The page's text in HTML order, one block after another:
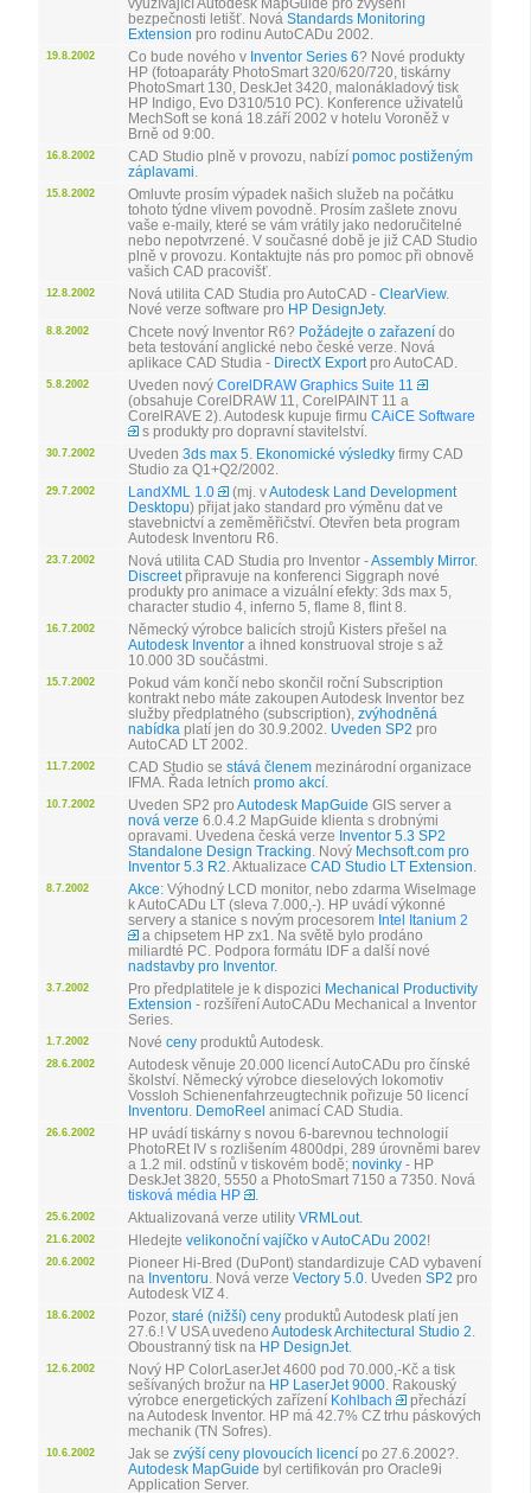
bezpečnosti letišť. Nová Standards Monitoring
Extension pro rodinu AutoCADu 2002.
19.8.2002 Co bude nového v Inventor Series 6? Nové produkty
HP (fotoaparáty PhotoSmart 320/620/720, tiskárny
PhotoSmart 130, DeskJet 3420, malonákladový tisk
HP Indigo, Evo D310/510 PC). Konference uživatelů
MechSoft se koná 18.září 2002 v hotelu Voroněž v
Brně od 9:00.
16.8.2002 CAD Studio plně v provozu, nabízí pomoc postiženým
záplavami
15.8.2002
Omluvte prosím výpadek našich služeb na počátku
tohoto týdne vlivem povodně. Prosím zašlete znovu
vaše e-maily, které se vám vrátily jako nedoručitelné
nebo nepotvrzené. V současné době je již CAD Studio
plně v provozu. Kontaktujte nás pro pomoc při obnově
vašich CAD pracovišť.
12.8.2002 Nová utilita CAD Studia pro AutoCAD - ClearView.
Nové verze software pro HP DesignJety.
8.8.2002 Chcete nový Inventor R6? Požádejte o zařazení do
beta testování anglické nebo české verze. Nová
aplikace CAD Studia - DirectX Exportpro AutoCAD.
5.8.2002 Uveden nový CorelDRAW Graphics Suite 11
(obsahuje CorelDRAW 11, CorelPAINT 11 a
CorelRAVE 2). Autodesk kupuje firmu CAiCE Software
s produkty pro dopravní stavitelství.
30.7.2002 Uveden 3ds max 5 Ekonomické výsledky firmy CAD
Studio za Q1+Q2/2002.
29.7.2002 LandXML 1.0 (mj. vAutodesk Land Development
Desktopu) přijat jako standard pro výměnu dat ve
stavebnictví a zeměměřičství. Otevřen beta program
Autodesk Inventoru R6.
23.7.2002 Nová utilita CAD Studia pro Inventor -Assembly Mirror.
Discreetpřipravuje na konferenci Siggraph nové
produkty pro animace a vizuální efekty: 3ds max 5,
character studio 4, inferno 5, flame 8, flint 8.
16.7.2002
Německý výrobce balicích strojů Kisters přešel na
Autodesk Inventor a ihned konstruoval stroje s až
10.000 3D součástmi.
15.7.2002
Pokud vám končí nebo skončil roční Subscription
kontrakt nebo máte zakoupen Autodesk Inventor bez
služby předplatného (subscription), zvýhodněná
nabídka platí jen do 30.9.2002. Uveden SP2 pro
AutoCAD LT 2002.
11.7.2002 CAD Studio se stává členem mezinárodní organizace
IFMA. Řada letních promo akcí
10.7.2002 Uveden SP2 pro Autodesk MapGuide GIS server a
nová verze 6.0.4.2 MapGuide klienta s drobnými
opravami. Uvedena česká verze Inventor 5.3 SP2
Standalone Design Tracking . Nový Mechsoft.com pro
Inventor 5.3 R2 . Aktualizace CAD Studio LT Extension
8.7.2002 Akce: Výhodný LCD monitor, nebo zdarma WiseImage
k AutoCADu LT (sleva 7.000,-). HP uvádí výkonné
servery a stanice s novým procesorem Intel Itanium 2
a chipsetem HP zx1. Na světě bylo prodáno
miliardté PC. Podpora formátu IDF a další nové
nadstavby pro Inventor.
3.7.2002 Pro předplatitele je k dispozici Mechanical Productivity
Extension - rozšíření AutoCADu Mechanical a Inventor
Series.
1.7.2002 Nové ceny produktů Autodesk.
28.6.2002
Autodesk věnuje 20.000 licencí AutoCADu pro čínské
školství. Německý výrobce dieselových lokomotiv
Vossloh Schienenfahrzeugtechnik pořizuje 50 licencí
Inventoru
DemoReel animací CAD Studia.
26.6.2002
HP uvádí tiskárny s novou 6-barevnou technologií
PhotoREt IV s rozlišením 4800dpi, 289 úrovněmi barev
a 1.2 mil. odstínů v tiskovém bodě; novinky - HP
DeskJet 3820, 5550 a PhotoSmart 7150 a 7350. Nová
tisková média HP
25.6.2002 Aktualizovaná verze utility VRMLout.
21.6.2002 Hledejte velikonoční vajíčko v AutoCADu 2002!
20.6.2002
Pioneer Hi-Bred (DuPont) standardizuje CAD vybavení
na Inventoru . Nová verze Vectory 5.0 . Uveden SP2 pro
Autodesk VIZ 4.
18.6.2002 Pozor, staré (nižší) ceny produktů Autodesk platí jen
27.6.! V USA uvedeno Autodesk Architectural Studio 2
Oboustranný tisk na HP DesignJet.
12.6.2002
Nový HP ColorLaserJet 4600 pod 70.000,-Kč a tisk
sešívaných brožur na HP LaserJet 9000 . Rakouský
výrobce energetických zařízení Kohlbach
přechází
na Autodesk Inventor. HP má 42.7% CZ trhu páskových
mechanik (TN Sofres).
10.6.2002 Jak se zvýší ceny plovoucích licencí po 27.6.2002?.
Autodesk MapGuide byl certifikován pro Oracle9i
Application Server.